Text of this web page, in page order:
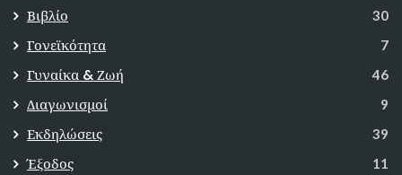
Βιβλίο 30
Γονεϊκότητα 7
Γυναίκα & Ζωή 46
Διαγωνισμοί 9
Εκδηλώσεις 39
Έξοδος 11